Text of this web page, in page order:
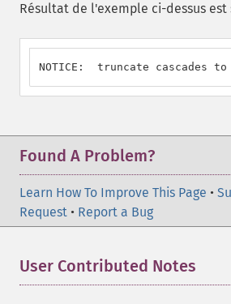
Résultat de l'exemple ci-dessus est
NOTICE:  truncate cascades
Found A Problem?
Learn How To Improve This Page •
Request • Report a Bug
User Contributed Notes